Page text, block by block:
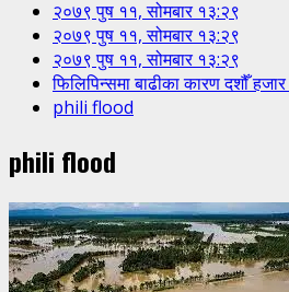
२०७९ पुष ११, सोमबार १३:२९
२०७९ पुष ११, सोमबार १३:२९
२०७९ पुष ११, सोमबार १३:२९
फिलिपिन्समा बाढीका कारण दशौँ
phili flood
phili flood